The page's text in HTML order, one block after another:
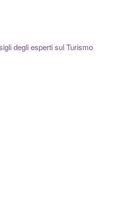
degli esperti sul Turismo